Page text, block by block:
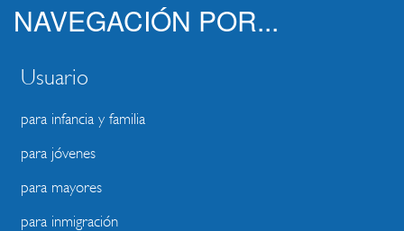
NAVEGACIÓN POR...
Usuario
para infancia y familia
para jóvenes
para mayores
para inmigración